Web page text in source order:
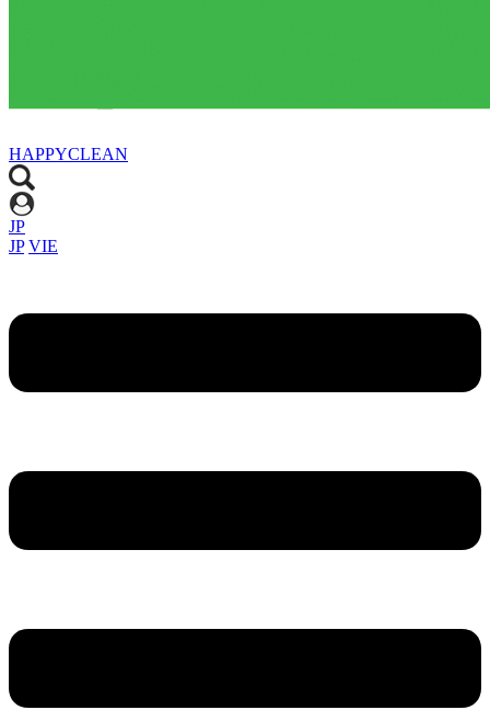
HAPPYCLEAN
JP
JP VIE